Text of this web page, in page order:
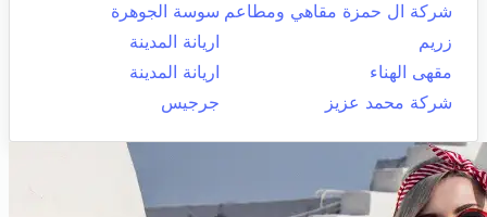
شركة ال حمزة مقاهي ومطاعم سوسة الجوهرة
زريم
اريانة المدينة
مقهى الهناء
اريانة المدينة
شركة محمد عزيز
جرجيس